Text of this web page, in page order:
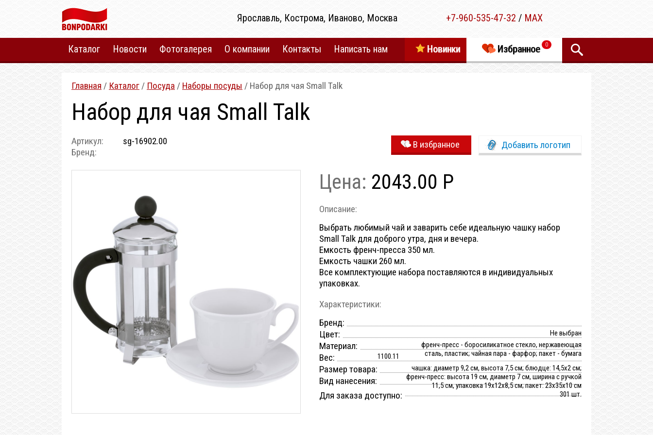
+7-960-535-47-32 / MAX
Ярославль, Кострома, Иваново, Москва
Каталог Новости Фотогалерея О компании Контакты Написать нам 0
Избранное
Новинки
Главная / Каталог / Посуда / Наборы посуды / Набор для чая Small Talk
Набор для чая Small Talk
Артикул:
Бренд:
sg-16902.00 Добавить логотип
В избранное
Цена: 2043.00 Р
Описание:
Выбрать любимый чай и заварить себе идеальную чашку набор
Small Talk для доброго утра, дня и вечера.
Емкость френч-пресса 350 мл.
Емкость чашки 260 мл.
Все комплектующие набора поставляются в индивидуальных
упаковках.
Характеристики:
Бренд:
Цвет:
Не выбран
Материал:
френч-пресс - боросиликатное стекло, нержавеющая
сталь, пластик; чайная пара - фарфор; пакет - бумага
Вес: 1100.11
Размер товара:
чашка: диаметр 9,2 см, высота 7,5 см; блюдце: 14,5x2 см;
френч-пресс: высота 19 см, диаметр 7 см, ширина с ручкой
11,5 см, упаковка 19х12х8,5 см; пакет: 23х35х10 см
Вид нанесения:
Для заказа доступно:
301 шт.